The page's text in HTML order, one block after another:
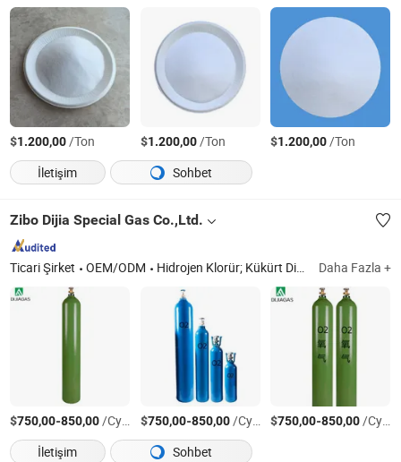
$1.200,00/Ton $1.200,00/Ton $1.200,00/Ton
İletişim
Sohbet
Zibo Dijia Special Gas Co.,Ltd.
Ticari Şirket OEM/ODM Hidrojen Klorür; Kükürt Dioksit Daha Fazla +
$750,00-850,00/Cylinder $750,00-850,00/Cylinder $750,00-850,00/Cylinder
İletişim
Sohbet